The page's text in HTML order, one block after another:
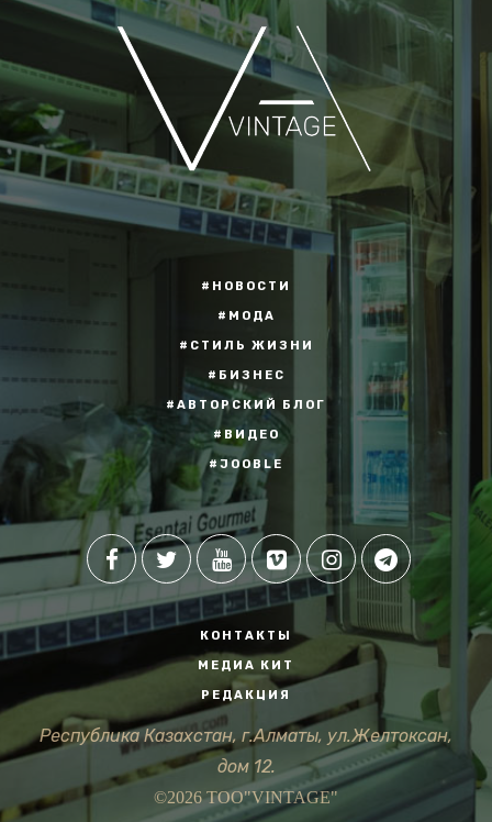
#НОВОСТИ
#МОДА
#СТИЛЬ ЖИЗНИ
#БИЗНЕС
#АВТОРСКИЙ БЛОГ
#ВИДЕО
#JOOBLE
КОНТАКТЫ
МЕДИА КИТ
РЕДАКЦИЯ
Республика Казахстан, г.Алматы, ул.Желтоксан,
дом 12.
©2026 ТОО"VINTAGE"